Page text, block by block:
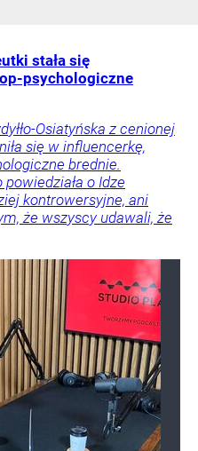
stała się
psychologiczne
Osiatyńska z cenionej
się w influencerkę,
brednie.
o Idze
kontrowersyjne, ani
że wszyscy udawali, że